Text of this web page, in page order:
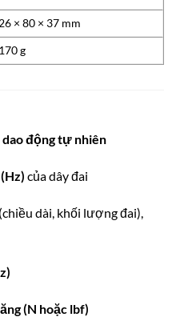
× 80 × 37 mm
g
dao động tự nhiên
của dây đai
dài, khối lượng đai),
(N hoặc lbf)